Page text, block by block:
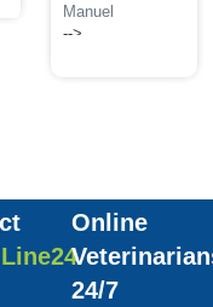
Manuel
-->
Tomei
Guarda
il video
Online
24/7